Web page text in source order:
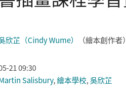
欣芷（Cindy Wume） （繪本創作者）
21 09:30
Salisbury,繪本學校,吳欣芷